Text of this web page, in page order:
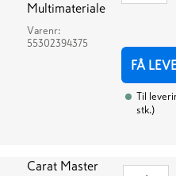
Multimateriale
Varenr:
55302394375
FÅ
Til
stk.)
Carat Master